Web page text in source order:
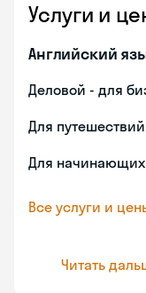
Услуги и
Английский
Деловой - для
Для путешествий
Для
Все услуги и
Читать